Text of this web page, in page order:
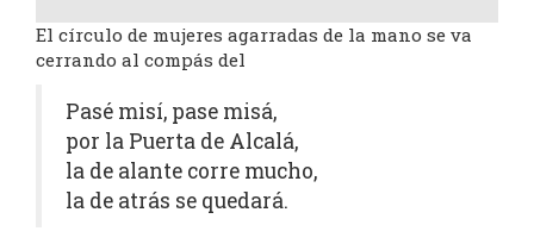
El círculo de mujeres agarradas de la mano se va
cerrando al compás del
Pasé misí, pase misá,
por la Puerta de Alcalá,
la de alante corre mucho,
la de atrás se quedará.